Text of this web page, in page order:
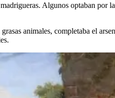
Algunos optaban por
animales, completaba el